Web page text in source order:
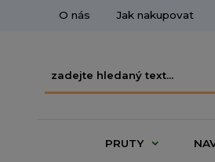
O nás Jak nakupovat
PRUTY